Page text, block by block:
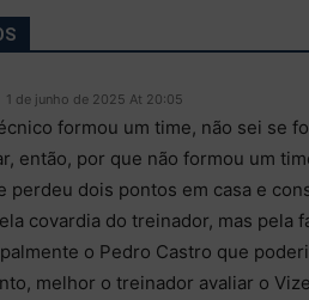
1 de junho de 2025 At 20:05
formou um time, não sei se
então, por que não formou um
perdeu dois pontos em casa e
covardia do treinador, mas pela
o Pedro Castro que
melhor o treinador avaliar o